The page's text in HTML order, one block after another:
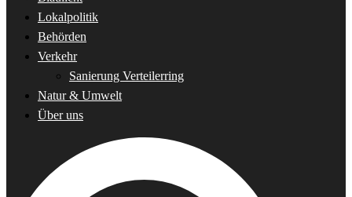
Lokalpolitik
Behörden
Verkehr
Sanierung Verteilerring
Natur & Umwelt
Über uns